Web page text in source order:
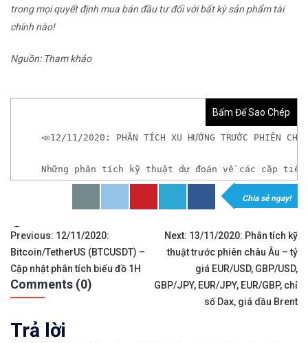
trong mọi quyết định mua bán đầu tư đối với bất kỳ sản phẩm tài
chính nào!
Nguồn: Tham khảo
Bấm Để Sao Chép
📣12/11/2020: PHÂN TÍCH XU HƯỚNG TRƯỚC PHIÊN
Những phân tích kỹ thuật dự đoán về các cặp tiền
𝘟𝘦𝘮 𝘤𝘩𝘪 𝘵𝘪ế𝘵: https://chungkhoanforex.com/12-
✨🏆𝐗𝐨á 𝐛ỏ 𝐥𝐨 𝐥ắ𝐧𝐠 𝐤𝐡𝐢 𝐭𝐡𝐚𝐦 𝐠𝐢𝐚 𝐭𝐡ị 𝐭𝐫ườ𝐧𝐠 𝐭à𝐢 𝐜𝐡í𝐧𝐡
✅𝘔ở 𝘵à𝘪 𝘬𝘩𝘰ả𝘯 𝘵𝘳ê𝘯 𝘴à𝘯 𝘌𝘹𝘯𝘦𝘴𝘴 𝘜𝘺 𝘛í𝘯 𝘷à 𝘱𝘩ù
✅𝘔ở 𝘵à𝘪 𝘬𝘩𝘰ả𝘯 𝘵𝘳ê𝘯 𝘴à𝘯 𝘐𝘊𝘔𝘢𝘳𝘬𝘦𝘵𝘴 𝘯ổ𝘪 𝘵𝘪ế𝘯𝘨
✅𝘔ở 𝘵à𝘪 𝘬𝘩𝘰ả𝘯 𝘵𝘳ê𝘯 𝘴à𝘯 𝘉𝘪𝘯𝘢𝘯𝘤𝘦 𝘯ổ𝘪 𝘵𝘪ế𝘯𝘨 𝘯𝘩ấ𝘵
Chia sẻ ngay!
Tags:
Điều
hướng
bài
viết
Previous: 12/11/2020:
Bitcoin/TetherUS (BTCUSDT) –
Cập nhật phân tích biểu đồ 1H
Next: 13/11/2020: Phân tích kỹ
thuật trước phiên châu Âu – tỷ
giá EUR/USD, GBP/USD,
GBP/JPY, EUR/JPY, EUR/GBP, chỉ
số Dax, giá dầu Brent
Comments (0)
Trả lời